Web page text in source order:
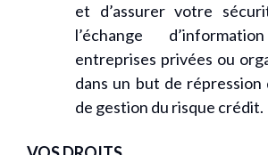
et d’assurer votre
l’échange
entreprises privées ou
dans un but de répression
de gestion du risque crédit.